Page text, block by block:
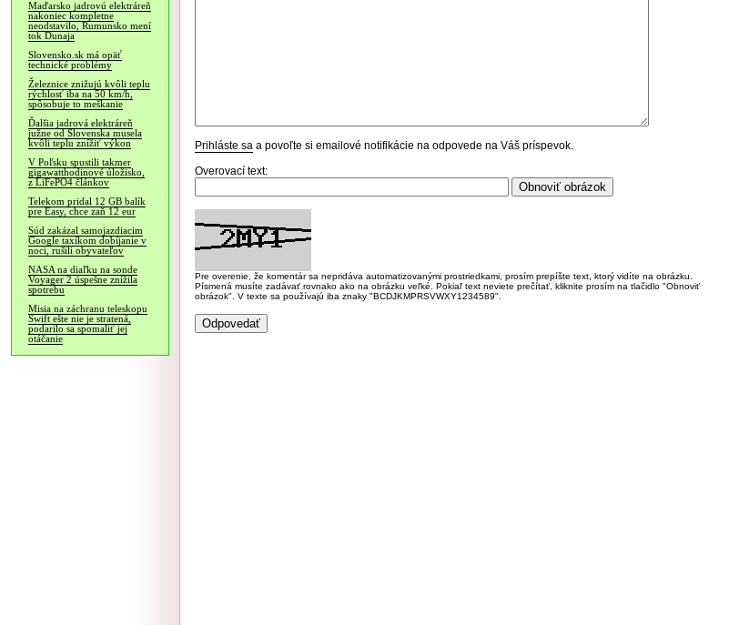
Maďarsko jadrovú elektráreň
nakoniec kompletne
neodstavilo, Rumunsko mení
tok Dunaja
Slovensko.sk má opäť
technické problémy
Železnice znižujú kvôli teplu
rýchlosť iba na 50 km/h,
spôsobuje to meškanie
Ďalšia jadrová elektráreň
južne od Slovenska musela
kvôli teplu znížiť výkon
V Poľsku spustili takmer
gigawatthodinové úložisko,
z LiFePO4 článkov
Telekom pridal 12 GB balík
pre Easy, chce zaň 12 eur
Súd zakázal samojazdiacim
Google taxíkom dobíjanie v
noci, rušili obyvateľov
NASA na diaľku na sonde
Voyager 2 úspešne znížila
spotrebu
Misia na záchranu teleskopu
Swift ešte nie je stratená,
podarilo sa spomaliť jej
otáčanie
Prihláste sa a povoľte si emailové notifikácie na odpovede na Váš príspevok.
Overovací text:
Pre overenie, že komentár sa nepridáva automatizovanými prostriedkami, prosím prepíšte text, ktorý vidíte na obrázku.
Písmená musíte zadávať rovnako ako na obrázku veľké. Pokiaľ text neviete prečítať, kliknite prosím na tlačidlo "Obnoviť
obrázok". V texte sa používajú iba znaky "BCDJKMPRSVWXY1234589".